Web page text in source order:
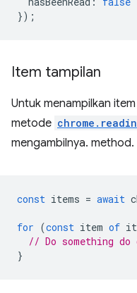
});
Item tampilan
Untuk menampilkan
metode
mengambilnya. method.
const items = await
for (const item of
// Do something
}